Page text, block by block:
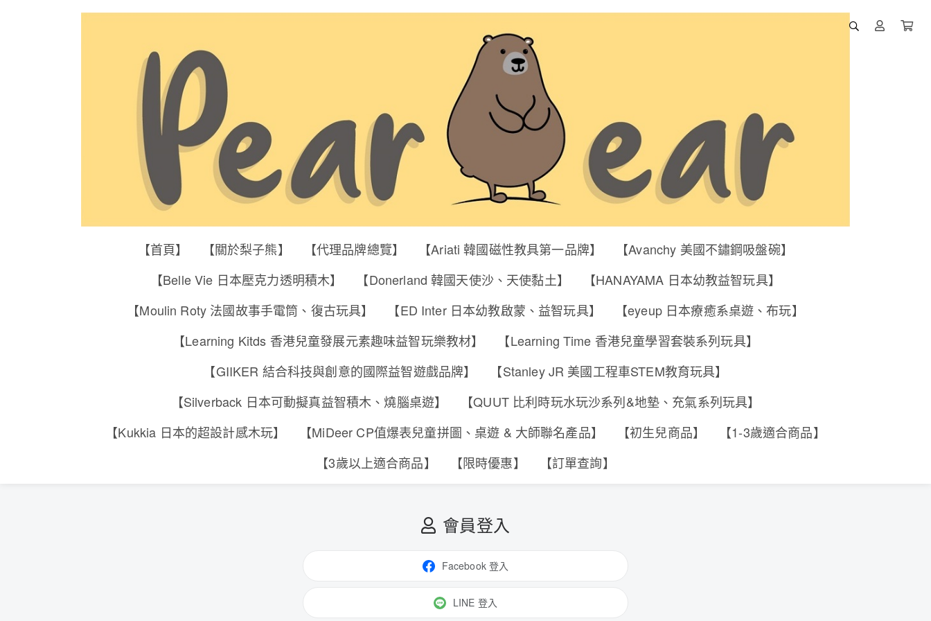
【首頁】 【關於梨子熊】 【代理品牌總覽】 【Ariati 韓國磁性教具第一品牌】
【Avanchy 美國不鏽鋼吸盤碗】
【Belle Vie 日本壓克力透明積木】
【Donerland 韓國天使沙、天使黏土】
【HANAYAMA 日本幼教益智玩具】
【Moulin Roty 法國故事手電筒、復古玩具】
【ED Inter 日本幼教啟蒙、益智玩具】
【eyeup 日本療癒系桌遊、布玩】
【Learning Kitds 香港兒童發展元素趣味益智玩樂教材】
【Learning Time 香港兒童學習套裝系列玩具】
【GIIKER 結合科技與創意的國際益智遊戲品牌】
【Stanley JR 美國工程車STEM教育玩具】
【Silverback 日本可動擬真益智積木、燒腦桌遊】
【QUUT 比利時玩水玩沙系列&地墊、充氣系列玩具】
【Kukkia 日本的超設計感木玩】
【MiDeer CP值爆表兒童拼圖、桌遊 & 大師聯名產品】 【初生兒商品】
【1-3歲適合商品】
【3歲以上適合商品】
【限時優惠】 【訂單查詢】
會員登入
Facebook 登入
LINE 登入